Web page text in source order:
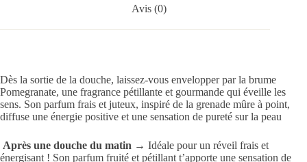
Avis (0)
Dès la sortie de la douche, laissez-vous envelopper par la brume
Pomegranate, une fragrance pétillante et gourmande qui éveille les
sens. Son parfum frais et juteux, inspiré de la grenade mûre à point,
diffuse une énergie positive et une sensation de pureté sur la peau
Après une douche du matin → Idéale pour un réveil frais et
énergisant ! Son parfum fruité et pétillant t’apporte une sensation de